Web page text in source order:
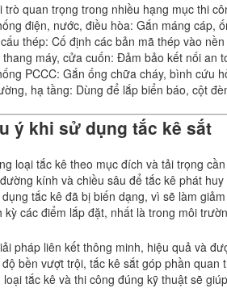
trò quan trọng trong nhiều hạng mục thi
điện, nước, điều hòa: Gắn máng cáp,
thép: Cố định các bản mã thép vào
máy, cửa cuốn: Đảm bảo kết nối an
PCCC: Gắn ống chữa cháy, bình cứu
hạ tầng: Dùng để lắp biển báo, cột
ý khi sử dụng tắc kê sắt
loại tắc kê theo mục đích và tải trọng
kính và chiều sâu để tắc kê phát
tắc kê đã bị biến dạng, vì sẽ làm
kỳ các điểm lắp đặt, nhất là trong môi
pháp liên kết thông minh, hiệu quả và
bền vượt trội, tắc kê sắt góp phần
tắc kê và thi công đúng kỹ thuật sẽ